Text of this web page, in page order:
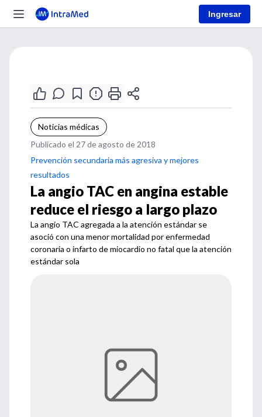
Ingresar
Noticias médicas
Publicado el 27 de agosto de 2018
Prevención secundaria más agresiva y mejores
resultados
La angio TAC en angina estable
reduce el riesgo a largo plazo
La angio TAC agregada a la atención estándar se
asoció con una menor mortalidad por enfermedad
coronaria o infarto de miocardio no fatal que la atención
estándar sola